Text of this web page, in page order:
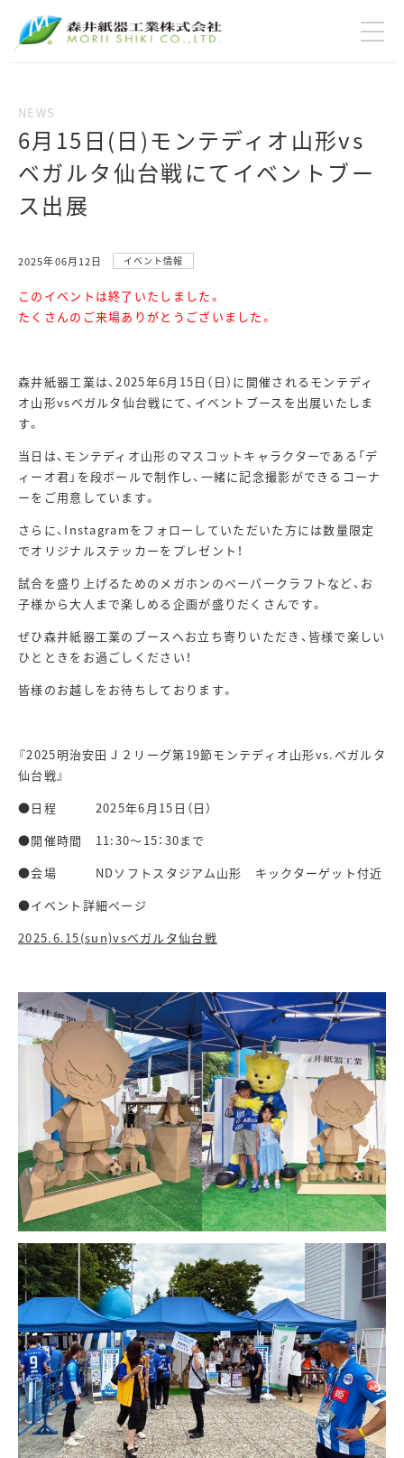
6月15日(日)モンテディオ山形vs
ベガルタ仙台戦にてイベントブー
ス出展
2025年06月12日 イベント情報
このイベントは終了いたしました。
たくさんのご来場ありがとうございました。
森井紙器工業は、2025年6月15日（日）に開催されるモンテディ
オ山形vsベガルタ仙台戦にて、イベントブースを出展いたしま
す。
当日は、モンテディオ山形のマスコットキャラクターである「デ
ィーオ君」を段ボールで制作し、一緒に記念撮影ができるコーナ
ーをご用意しています。
さらに、Instagramをフォローしていただいた方には数量限定
でオリジナルステッカーをプレゼント！
試合を盛り上げるためのメガホンのペーパークラフトなど、お
子様から大人まで楽しめる企画が盛りだくさんです。
ぜひ森井紙器工業のブースへお立ち寄りいただき、皆様で楽しい
ひとときをお過ごしください！
皆様のお越しをお待ちしております。
『2025明治安田Ｊ２リーグ第19節モンテディオ山形vs.ベガルタ
仙台戦』
●日程 2025年6月15日（日）
●開催時間 11:30～15：30まで
●会場 NDソフトスタジアム山形 キックターゲット付近
●イベント詳細ページ
2025.6.15(sun)vsベガルタ仙台戦